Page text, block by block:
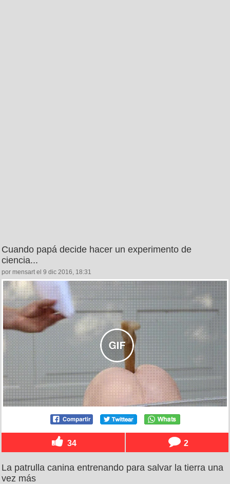
Cuando papá decide hacer un experimento de
ciencia...
por mensart el 9 dic 2016, 18:31
34 2
La patrulla canina entrenando para salvar la tierra una
vez más